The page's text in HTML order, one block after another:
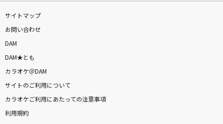
サイトマップ
お問い合わせ
DAM
DAM★とも
カラオケ＠DAM
サイトのご利用について
カラオケご利用にあたっての注意事項
利用規約